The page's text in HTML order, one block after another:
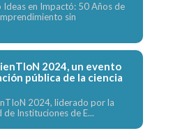
Ideas en Impactó: 50 Años de
sin
2024, un evento
pública de la ciencia
2024, liderado por la
Instituciones de E...